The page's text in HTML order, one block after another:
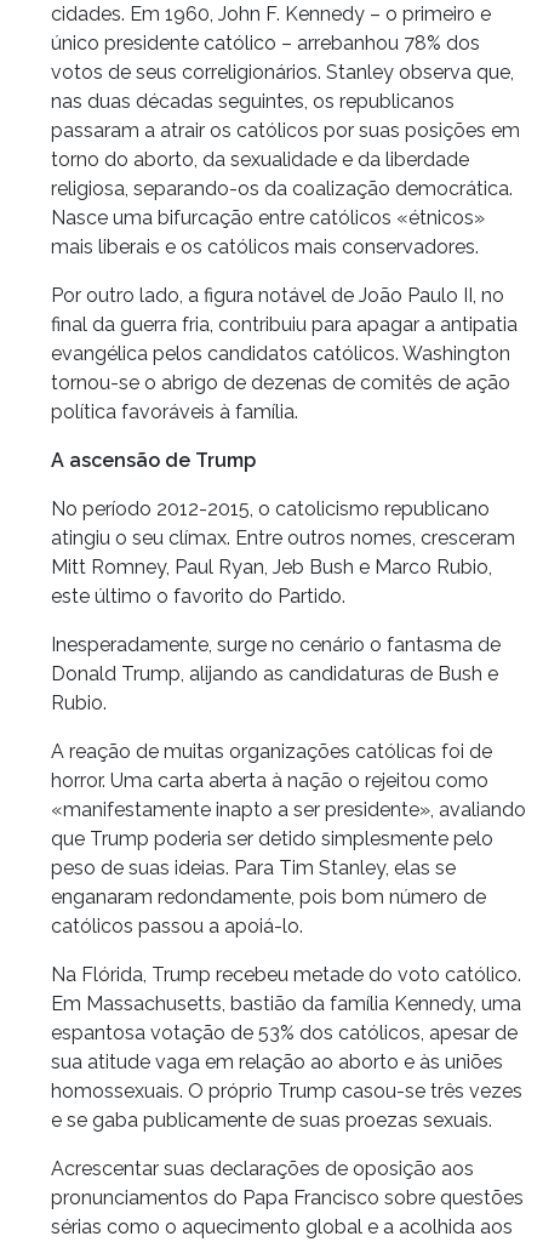
cidades. Em 1960, John F. Kennedy – o primeiro e
único presidente católico – arrebanhou 78% dos
votos de seus correligionários. Stanley observa que,
nas duas décadas seguintes, os republicanos
passaram a atrair os católicos por suas posições em
torno do aborto, da sexualidade e da liberdade
religiosa, separando-os da coalização democrática.
Nasce uma bifurcação entre católicos «étnicos»
mais liberais e os católicos mais conservadores.
Por outro lado, a figura notável de João Paulo II, no
final da guerra fria, contribuiu para apagar a antipatia
evangélica pelos candidatos católicos. Washington
tornou-se o abrigo de dezenas de comitês de ação
política favoráveis à família.
A ascensão de Trump
No período 2012-2015, o catolicismo republicano
atingiu o seu clímax. Entre outros nomes, cresceram
Mitt Romney, Paul Ryan, Jeb Bush e Marco Rubio,
este último o favorito do Partido.
Inesperadamente, surge no cenário o fantasma de
Donald Trump, alijando as candidaturas de Bush e
Rubio.
A reação de muitas organizações católicas foi de
horror. Uma carta aberta à nação o rejeitou como
«manifestamente inapto a ser presidente», avaliando
que Trump poderia ser detido simplesmente pelo
peso de suas ideias. Para Tim Stanley, elas se
enganaram redondamente, pois bom número de
católicos passou a apoiá-lo.
Na Flórida, Trump recebeu metade do voto católico.
Em Massachusetts, bastião da família Kennedy, uma
espantosa votação de 53% dos católicos, apesar de
sua atitude vaga em relação ao aborto e às uniões
homossexuais. O próprio Trump casou-se três vezes
e se gaba publicamente de suas proezas sexuais.
Acrescentar suas declarações de oposição aos
pronunciamentos do Papa Francisco sobre questões
sérias como o aquecimento global e a acolhida aos